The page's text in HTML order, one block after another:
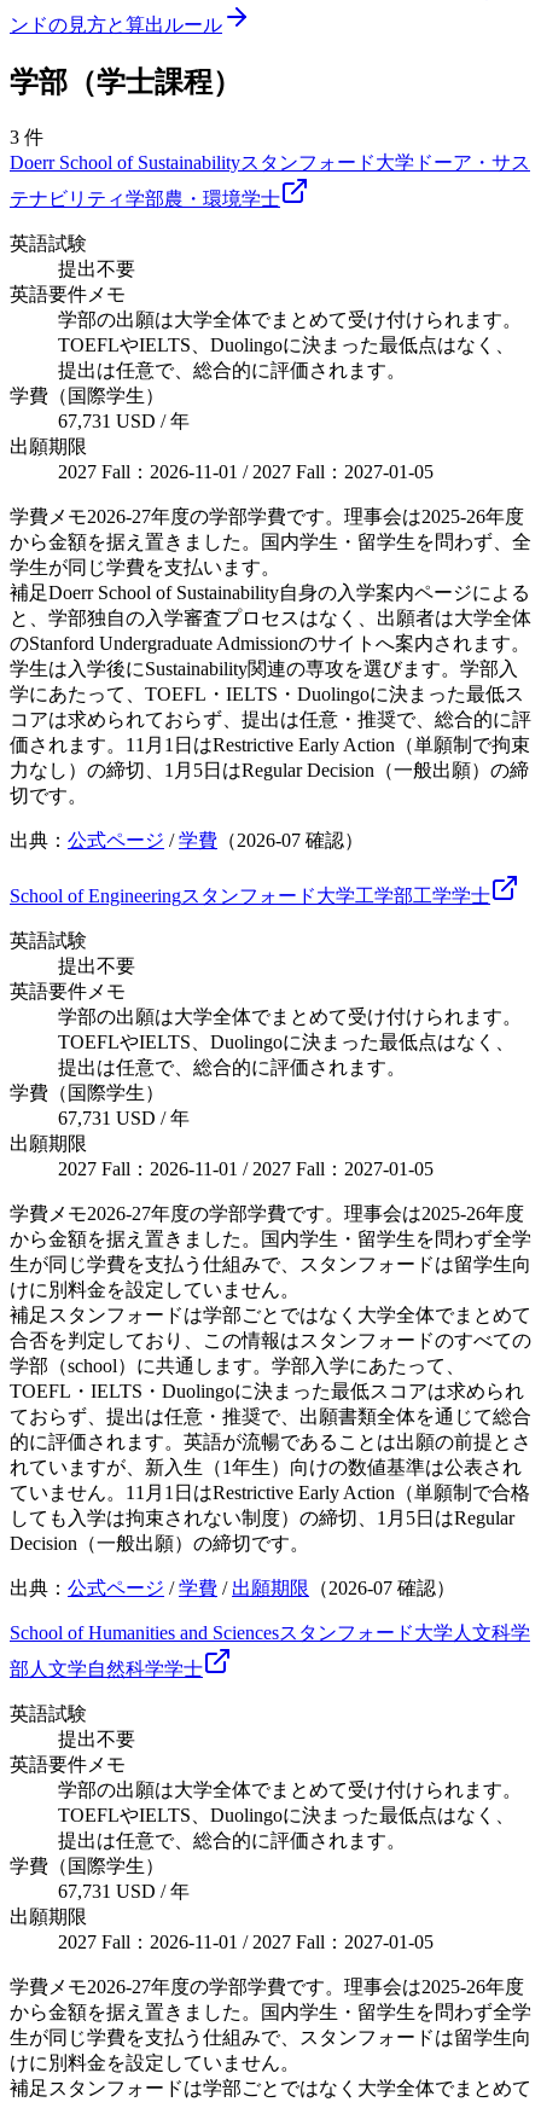
ンドの見方と算出ルール
学部（学士課程）
3 件
Doerr School of Sustainabilityスタンフォード大学ドーア・サス
テナビリティ学部農・環境学士
英語試験
提出不要
英語要件メモ
学部の出願は大学全体でまとめて受け付けられます。
TOEFLやIELTS、Duolingoに決まった最低点はなく、
提出は任意で、総合的に評価されます。
学費（国際学生）
67,731 USD / 年
出願期限
2027 Fall：2026-11-01 / 2027 Fall：2027-01-05
学費メモ2026-27年度の学部学費です。理事会は2025-26年度
から金額を据え置きました。国内学生・留学生を問わず、全
学生が同じ学費を支払います。
補足Doerr School of Sustainability自身の入学案内ページによる
と、学部独自の入学審査プロセスはなく、出願者は大学全体
のStanford Undergraduate Admissionのサイトへ案内されます。
学生は入学後にSustainability関連の専攻を選びます。学部入
学にあたって、TOEFL・IELTS・Duolingoに決まった最低ス
コアは求められておらず、提出は任意・推奨で、総合的に評
価されます。11月1日はRestrictive Early Action（単願制で拘束
力なし）の締切、1月5日はRegular Decision（一般出願）の締
切です。
出典： 公式ページ /学費 （2026-07 確認）
School of Engineeringスタンフォード大学工学部工学学士
英語試験
提出不要
英語要件メモ
学部の出願は大学全体でまとめて受け付けられます。
TOEFLやIELTS、Duolingoに決まった最低点はなく、
提出は任意で、総合的に評価されます。
学費（国際学生）
67,731 USD / 年
出願期限
2027 Fall：2026-11-01 / 2027 Fall：2027-01-05
学費メモ2026-27年度の学部学費です。理事会は2025-26年度
から金額を据え置きました。国内学生・留学生を問わず全学
生が同じ学費を支払う仕組みで、スタンフォードは留学生向
けに別料金を設定していません。
補足 スタンフォードは学部ごとではなく大学全体でまとめて
合否を判定しており、この情報はスタンフォードのすべての
学部（school）に共通します。学部入学にあたって、
TOEFL・IELTS・Duolingoに決まった最低スコアは求められ
ておらず、提出は任意・推奨で、出願書類全体を通じて総合
的に評価されます。英語が流暢であることは出願の前提とさ
れていますが、新入生（1年生）向けの数値基準は公表され
ていません。11月1日はRestrictive Early Action（単願制で合格
しても入学は拘束されない制度）の締切、1月5日はRegular
Decision（一般出願）の締切です。
出典： 公式ページ /学費 / 出願期限 （2026-07 確認）
School of Humanities and Sciencesスタンフォード大学人文科学
部 人文学自然科学学士
英語試験
提出不要
英語要件メモ
学部の出願は大学全体でまとめて受け付けられます。
TOEFLやIELTS、Duolingoに決まった最低点はなく、
提出は任意で、総合的に評価されます。
学費（国際学生）
67,731 USD / 年
出願期限
2027 Fall：2026-11-01 / 2027 Fall：2027-01-05
学費メモ2026-27年度の学部学費です。理事会は2025-26年度
から金額を据え置きました。国内学生・留学生を問わず全学
生が同じ学費を支払う仕組みで、スタンフォードは留学生向
けに別料金を設定していません。
補足 スタンフォードは学部ごとではなく大学全体でまとめて